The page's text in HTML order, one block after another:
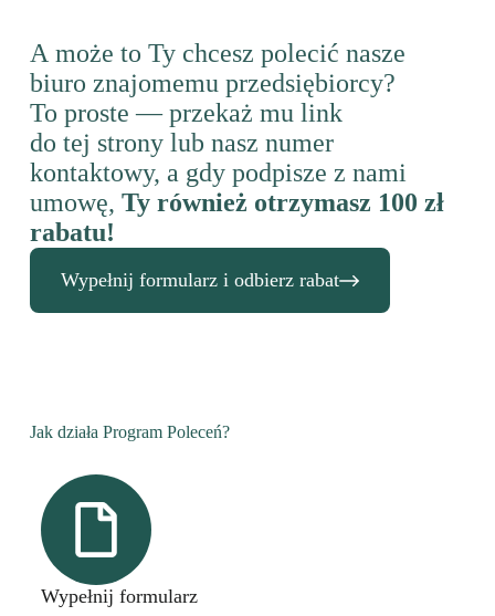
A może to Ty chcesz polecić nasze
biuro znajomemu przedsiębiorcy?
To proste — przekaż mu link
do tej strony lub nasz numer
kontaktowy, a gdy podpisze z nami
umowę, Ty również otrzymasz 100 zł
rabatu!
Wypełnij formularz i odbierz rabat
Jak działa Program Poleceń?
Wypełnij formularz